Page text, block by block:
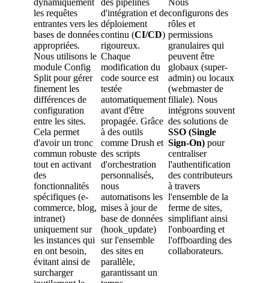
dynamiquement
les requêtes
entrantes vers les
bases de données
appropriées.
Nous utilisons le
module Config
Split pour gérer
finement les
différences de
configuration
entre les sites.
Cela permet
d'avoir un tronc
commun robuste
tout en activant
des
fonctionnalités
spécifiques (e-
commerce, blog,
intranet)
uniquement sur
les instances qui
en ont besoin,
évitant ainsi de
surcharger
des pipelines
d'intégration et de
déploiement
continu (CI/CD)
rigoureux.
Chaque
modification du
code source est
testée
automatiquement
avant d'être
propagée. Grâce
à des outils
comme Drush et
des scripts
d'orchestration
personnalisés,
nous
automatisons les
mises à jour de
base de données
(hook_update)
sur l'ensemble
des sites en
parallèle,
garantissant un
Nous
configurons des
rôles et
permissions
granulaires qui
peuvent être
globaux (super-
admin) ou locaux
(webmaster de
filiale). Nous
intégrons souvent
des solutions de
SSO (Single
Sign-On) pour
centraliser
l'authentification
des contributeurs
à travers
l'ensemble de la
ferme de sites,
simplifiant ainsi
l'onboarding et
l'offboarding des
collaborateurs.